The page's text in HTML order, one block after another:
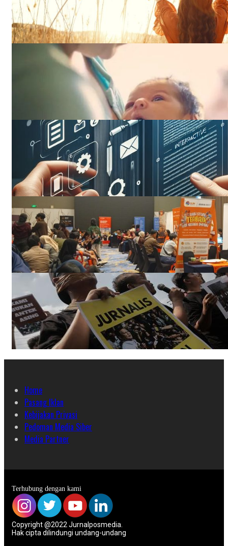
Home
Pasang Iklan
Kebijakan Privasi
Pedoman Media Siber
Media Partner
Terhubung dengan kami
Copyright @2022 Jurnalposmedia.
Hak cipta dilindungi undang-undang